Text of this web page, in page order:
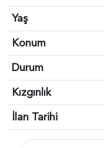
Yaş
Konum
Durum
Kızgınlık
İlan Tarihi